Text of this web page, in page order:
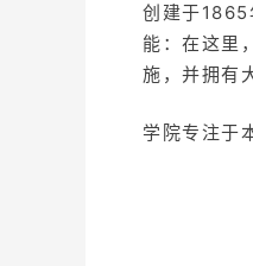
创建于1865
能：在这里
施，并拥有
学院专注于